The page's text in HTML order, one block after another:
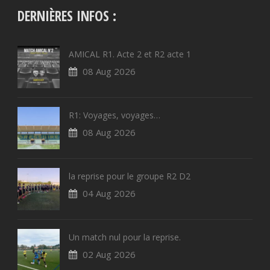
DERNIÈRES INFOS :
AMICAL R1. Acte 2 et R2 acte 1
08 Aug 2026
R1: Voyages, voyages…
08 Aug 2026
la reprise pour le groupe R2 D2
04 Aug 2026
Un match nul pour la reprise.
02 Aug 2026